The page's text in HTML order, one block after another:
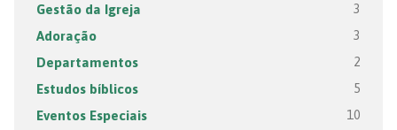
Gestão da Igreja 3
Adoração 3
Departamentos 2
Estudos bíblicos 5
Eventos Especiais 10